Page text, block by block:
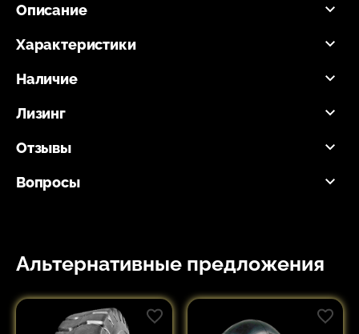
Описание
Характеристики
Наличие
Лизинг
Отзывы
Вопросы
Альтернативные предложения